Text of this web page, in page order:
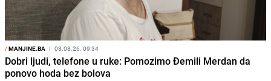
/MANJINE.BA I 03.08.26. 09:34
Dobri ljudi, telefone u ruke: Pomozimo Đemili Merdan da
ponovo hoda bez bolova